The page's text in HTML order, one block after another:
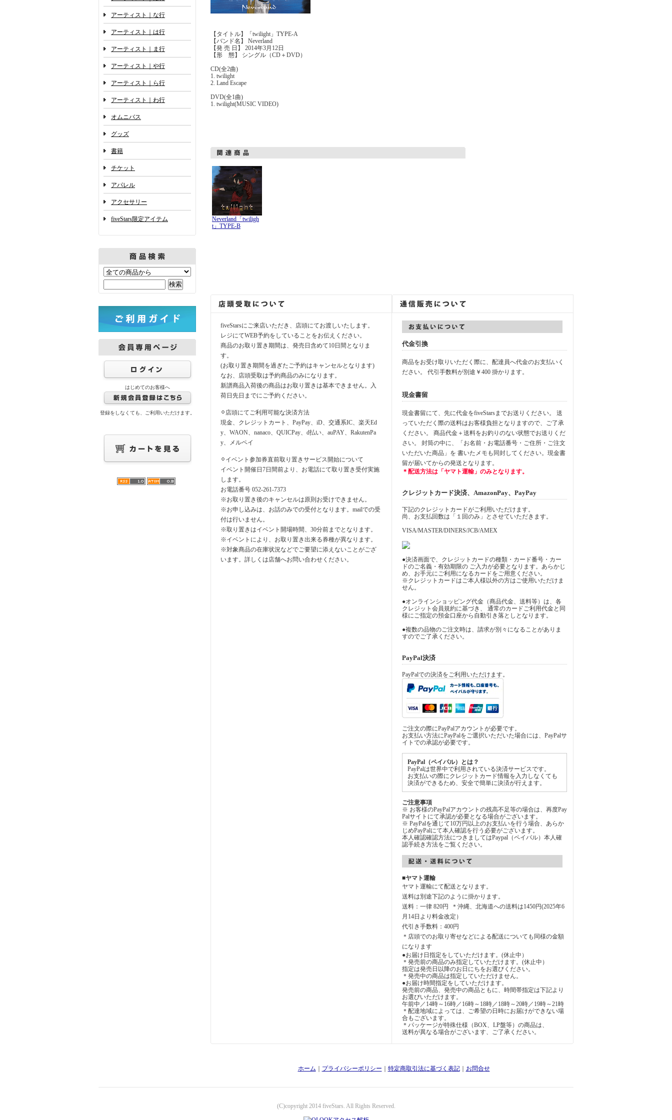
アーティスト｜な行
アーティスト｜は行
アーティスト｜ま行
アーティスト｜や行
アーティスト｜ら行
アーティスト｜わ行
オムニバス
グッズ
書籍
チケット
アパレル
アクセサリー
fiveStars限定アイテム
はじめてのお客様へ
登録をしなくても、ご利用いただけます。
【タイトル】「twilight」TYPE-A
【バンド名】 Neverland
【発 売 日】 2014年3月12日
【形 態】 シングル（CD＋DVD）
CD(全2曲)
1. twilight
2. Land Escape
DVD(全1曲)
1. twilight(MUSIC VIDEO)
Neverland「twiligh
t」TYPE-B
fiveStarsにご来店いただき、店頭にてお渡しいたします。
レジにてWEB予約をしていることをお伝えください。
商品のお取り置き期間は、発売日含めて10日間となりま
す。
(お取り置き期間を過ぎたご予約はキャンセルとなります)
なお、店頭受取は予約商品のみになります。
新譜商品入荷後の商品はお取り置きは基本できません。入
荷日先日までにご予約ください。
⚪︎店頭にてご利用可能な決済方法
現金、クレジットカート、PayPay、iD、交通系IC、楽天Ed
y、WAON、nanaco、QUICPay、d払い、auPAY、RakutenPa
y、メルペイ
⚪︎イベント参加券直前取り置きサービス開始について
イベント開催日7日間前より、お電話にて取り置き受付実施
します。
お電話番号 052-261-7373
※お取り置き後のキャンセルは原則お受けできません。
※お申し込みは、お話のみでの受付となります。mailでの受
付は行いません。
※取り置きはイベント開場時間、30分前までとなります。
※イベントにより、お取り置き出来る券種が異なります。
※対象商品の在庫状況などでご要望に添えないことがござ
います。詳しくは店舗へお問い合わせください。
代金引換
商品をお受け取りいただく際に、配達員へ代金のお支払いく
ださい。 代引手数料が別途￥400 掛かります。
現金書留
現金書留にて、先に代金をfiveStarsまでお送りください。 送
っていただく際の送料はお客様負担となりますので、ご了承
ください。 商品代金＋送料をお釣りのない状態でお送りくだ
さい。 封筒の中に、「お名前・お電話番号・ご住所・ご注文
いただいた商品」を 書いたメモも同封してください。現金書
留が届いてからの発送となります。
＊配送方法は「ヤマト運輸」のみとなります。
クレジットカード決済、AmazonPay、PayPay
下記のクレジットカードがご利用いただけます。
尚、お支払回数は「１回のみ」とさせていただきます。
VISA/MASTER/DINERS/JCB/AMEX
●決済画面で、クレジットカードの種類・カード番号・カー
ドのご名義・有効期限の ご入力が必要となります。あらかじ
め、お手元にご利用になるカードをご用意ください。
※クレジットカードはご本人様以外の方はご使用いただけま
せん。
●オンラインショッピング代金（商品代金、送料等）は、各
クレジット会員規約に基づき、 通常のカードご利用代金と同
様にご指定の預金口座から自動引き落としとなります。
●複数の品物のご注文時は、請求が別々になることがありま
すのでご了承ください。
PayPal決済
PayPalでの決済をご利用いただけます。
ご注文の際にPayPalアカウントが必要です。
お支払い方法にPayPalをご選択いただいた場合には、PayPalサ
イトでの承認が必要です。
PayPal（ペイパル）とは？
PayPalは世界中で利用されている決済サービスです。
お支払いの際にクレジットカード情報を入力しなくても
決済ができるため、安全で簡単に決済が行えます。
ご注意事項
※ お客様のPayPalアカウントの残高不足等の場合は、再度Pay
Palサイトにて承認が必要となる場合がございます。
※ PayPalを通じて10万円以上のお支払いを行う場合、あらか
じめPayPalにて本人確認を行う必要がございます。
本人確認確認方法につきましてはPaypal（ペイパル）本人確
認手続き方法をご覧ください。
■ヤマト運輸
ヤマト運輸にて配送となります。
送料は別途下記のように掛かります。
送料：一律 820円 ＊沖縄、北海道への送料は1450円(2025年6
月14日より料金改定）
代引き手数料：400円
＊店頭でのお取り寄せなどによる配送についても同様の金額
になります
●お届け日指定をしていただけます。(休止中）
＊発売前の商品のみ指定していただけます。(休止中）
指定は発売日以降のお日にちをお選びください。
＊発売中の商品は指定していただけません。
●お届け時間指定をしていただけます。
発売前の商品、発売中の商品ともに、時間帯指定は下記より
お選びいただけます。
午前中／14時～16時／16時～18時／18時～20時／19時～21時
＊配達地域によっては、ご希望の日時にお届けができない場
合もございます。
＊パッケージが特殊仕様（BOX、LP盤等）の商品は、
送料が異なる場合がございます、ご了承ください。
ホーム プライバシーポリシー 特定商取引法に基づく表記｜ お問合せ
(C)copyright 2014 fiveStars. All Rights Reserved.